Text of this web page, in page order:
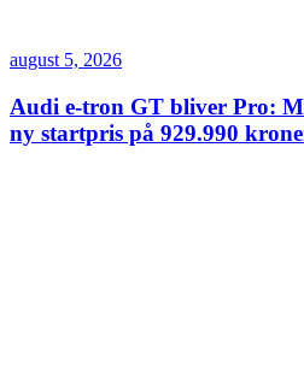
august 5, 2026
Audi e-tron GT bliver Pro:
ny startpris på 929.990